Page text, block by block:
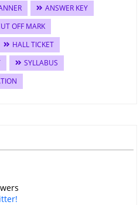
ANSWER KEY
OFF MARK
HALL TICKET
SYLLABUS